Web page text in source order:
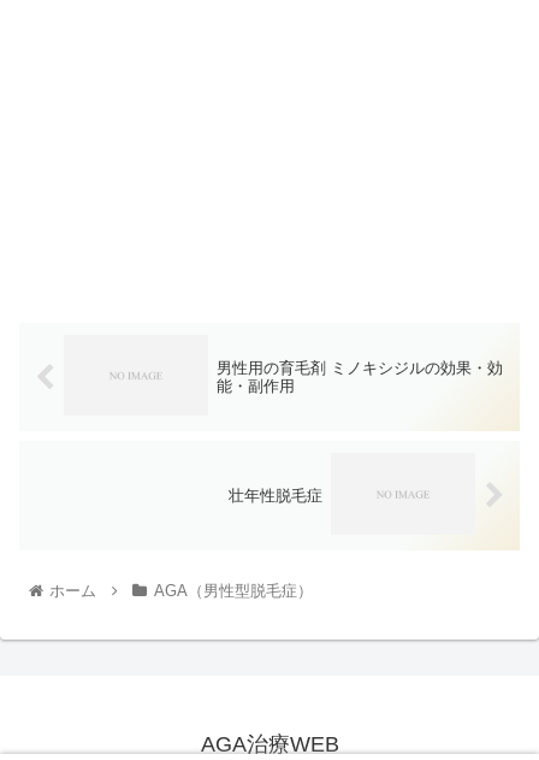
男性用の育毛剤 ミノキシジルの効果・効
能・副作用
壮年性脱毛症
ホーム AGA（男性型脱毛症）
AGA治療WEB